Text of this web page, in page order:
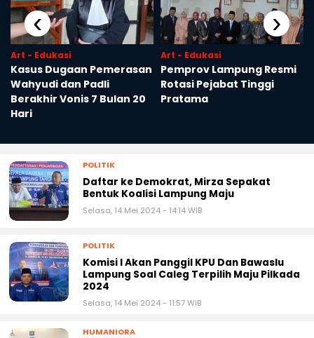
Art - Edukasi
Kasus Dugaan Pemerasan
Wahyudi dan Padli
Berakhir Vonis 7 Bulan 20
Hari
Art - Edukasi
Pemprov Lampung Resmi
Rotasi Pejabat Tinggi
Pratama
‹ ›
POLITIK
Daftar ke Demokrat, Mirza Sepakat
Bentuk Koalisi Lampung Maju
Selasa, 14 Mei 2024 - 14:14 WIB
POLITIK
Komisi I Akan Panggil KPU Dan Bawaslu
Lampung Soal Caleg Terpilih Maju Pilkada
2024
Selasa, 14 Mei 2024 - 11:57 WIB
HUMANIORA